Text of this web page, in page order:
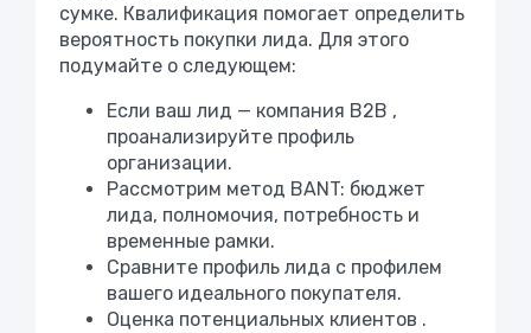
сумке. Квалификация помогает определить
вероятность покупки лида. Для этого
подумайте о следующем:
Если ваш лид — компания B2B ,
проанализируйте профиль
организации.
Рассмотрим метод BANT: бюджет
лида, полномочия, потребность и
временные рамки.
Сравните профиль лида с профилем
вашего идеального покупателя.
Оценка потенциальных клиентов .